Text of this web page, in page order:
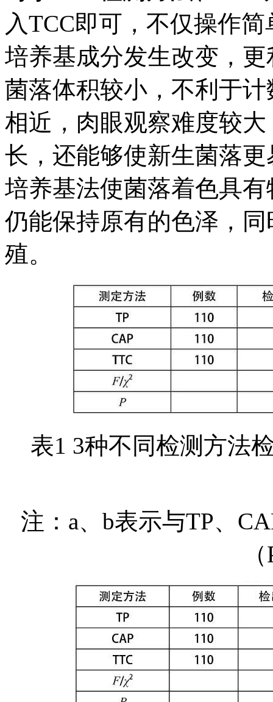
入TCC即可，不仅操作
培养基成分发生改变，
菌落体积较小，不利于
相近，肉眼观察难度较
长，还能够使新生菌落
培养基法使菌落着色具
仍能保持原有的色泽，
殖。
表1 3种不同检测方法
注：a、b表示与TP、